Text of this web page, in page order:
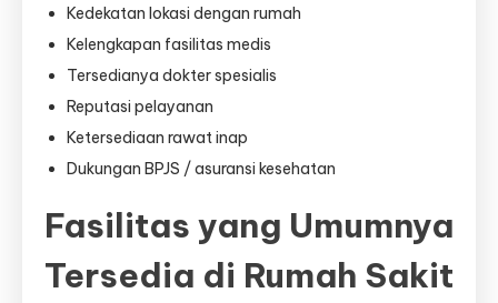
Kedekatan lokasi dengan rumah
Kelengkapan fasilitas medis
Tersedianya dokter spesialis
Reputasi pelayanan
Ketersediaan rawat inap
Dukungan BPJS / asuransi kesehatan
Fasilitas yang Umumnya
Tersedia di Rumah Sakit